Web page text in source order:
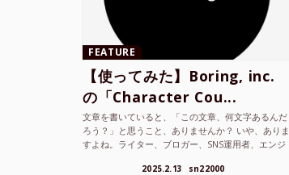
FEATURE
【使ってみた】Boring, inc.
の「Character Cou...
文章を書いていると、「この文章、何文字あるんだ
ろう？」と思うこと、ありませんか？ いや、ありま
すよね。ライター、ブロガー、SNS運用者、エンジ
2025.2.13 sn22000